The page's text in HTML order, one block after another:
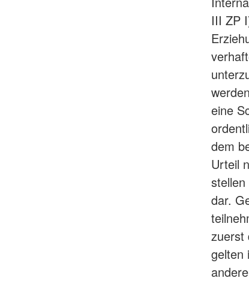
III ZP
eine
dem
Urteil
dar.
zuerst
gelten